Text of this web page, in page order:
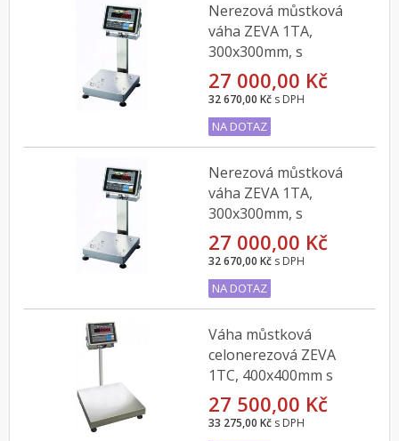
Nerezová můstková
váha ZEVA 1TA,
300x300mm, s
indikátorem CI-200SC,
15kg
27 000,00 Kč
32 670,00 Kč s DPH
NA DOTAZ
Nerezová můstková
váha ZEVA 1TA,
300x300mm, s
indikátorem CI-200SC,
30kg
27 000,00 Kč
32 670,00 Kč s DPH
NA DOTAZ
Váha můstková
celonerezová ZEVA
1TC, 400x400mm s
indikátorem CI-200SC,
15kg
27 500,00 Kč
33 275,00 Kč s DPH